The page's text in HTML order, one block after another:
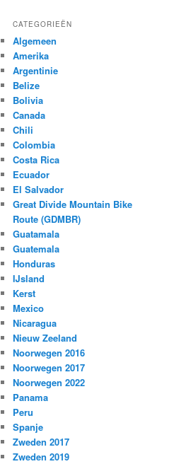
CATEGORIEËN
Algemeen
Amerika
Argentinie
Belize
Bolivia
Canada
Chili
Colombia
Costa Rica
Ecuador
El Salvador
Great Divide Mountain Bike
Route (GDMBR)
Guatamala
Guatemala
Honduras
IJsland
Kerst
Mexico
Nicaragua
Nieuw Zeeland
Noorwegen 2016
Noorwegen 2017
Noorwegen 2022
Panama
Peru
Spanje
Zweden 2017
Zweden 2019